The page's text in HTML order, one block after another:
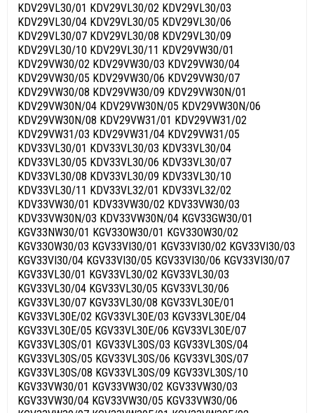
KDV29VL30/01 KDV29VL30/02 KDV29VL30/03
KDV29VL30/04 KDV29VL30/05 KDV29VL30/06
KDV29VL30/07 KDV29VL30/08 KDV29VL30/09
KDV29VL30/10 KDV29VL30/11 KDV29VW30/01
KDV29VW30/02 KDV29VW30/03 KDV29VW30/04
KDV29VW30/05 KDV29VW30/06 KDV29VW30/07
KDV29VW30/08 KDV29VW30/09 KDV29VW30N/01
KDV29VW30N/04 KDV29VW30N/05 KDV29VW30N/06
KDV29VW30N/08 KDV29VW31/01 KDV29VW31/02
KDV29VW31/03 KDV29VW31/04 KDV29VW31/05
KDV33VL30/01 KDV33VL30/03 KDV33VL30/04
KDV33VL30/05 KDV33VL30/06 KDV33VL30/07
KDV33VL30/08 KDV33VL30/09 KDV33VL30/10
KDV33VL30/11 KDV33VL32/01 KDV33VL32/02
KDV33VW30/01 KDV33VW30/02 KDV33VW30/03
KDV33VW30N/03 KDV33VW30N/04 KGV33GW30/01
KGV33NW30/01 KGV33OW30/01 KGV33OW30/02
KGV33OW30/03 KGV33VI30/01 KGV33VI30/02 KGV33VI30/03
KGV33VI30/04 KGV33VI30/05 KGV33VI30/06 KGV33VI30/07
KGV33VL30/01 KGV33VL30/02 KGV33VL30/03
KGV33VL30/04 KGV33VL30/05 KGV33VL30/06
KGV33VL30/07 KGV33VL30/08 KGV33VL30E/01
KGV33VL30E/02 KGV33VL30E/03 KGV33VL30E/04
KGV33VL30E/05 KGV33VL30E/06 KGV33VL30E/07
KGV33VL30S/01 KGV33VL30S/03 KGV33VL30S/04
KGV33VL30S/05 KGV33VL30S/06 KGV33VL30S/07
KGV33VL30S/08 KGV33VL30S/09 KGV33VL30S/10
KGV33VW30/01 KGV33VW30/02 KGV33VW30/03
KGV33VW30/04 KGV33VW30/05 KGV33VW30/06